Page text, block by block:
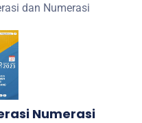
dan Numerasi
Numerasi